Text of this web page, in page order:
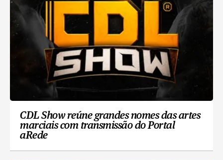
CDL Show reúne grandes nomes das artes
marciais com transmissão do Portal
aRede